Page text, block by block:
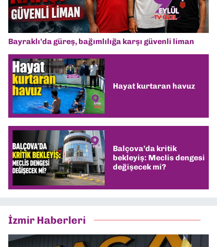
Bayraklı’da güreş, bağımlılığa karşı güvenli liman
Hayat kurtaran havuz
Balçova’da kritik
bekleyiş: Meclis dengesi
değişecek mi?
İzmir Haberleri